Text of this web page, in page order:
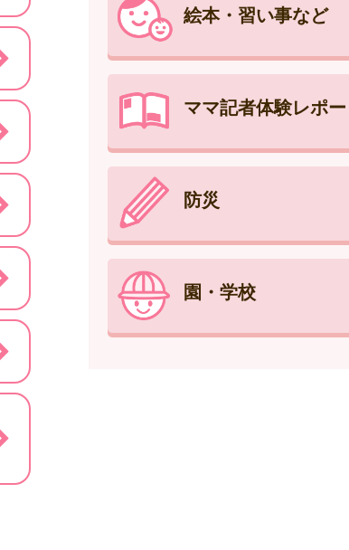
絵本・習い事など
ママ記者体験レポー
防災
園・学校